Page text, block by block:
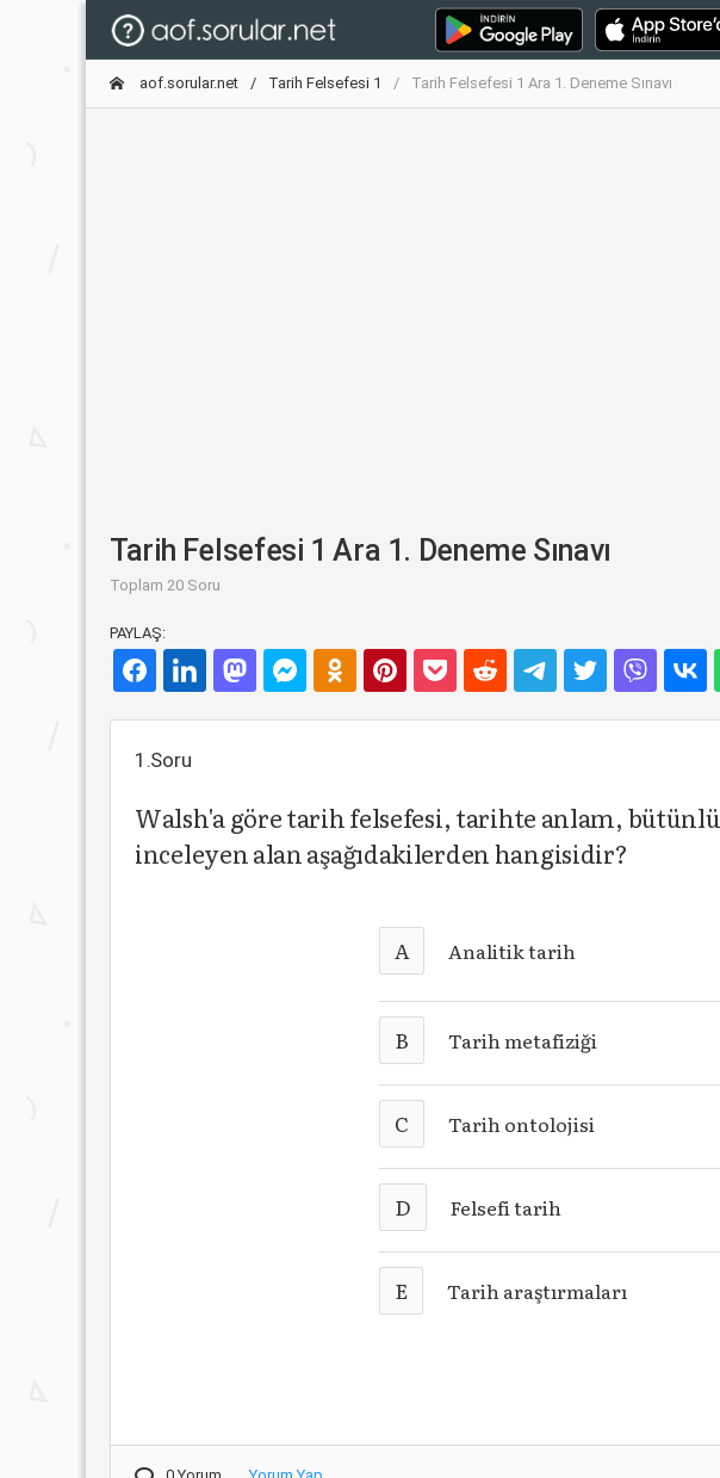
aof.sorular.net Tarih Felsefesi 1 Tarih Felsefesi 1 Ara 1. Deneme Sınavı
Tarih Felsefesi 1 Ara 1. Deneme Sınavı
Toplam 20 Soru
PAYLAŞ:
1.Soru
Walsh'a göre tarih felsefesi, tarihte anlam,
inceleyen alan aşağıdakilerden hangisidir?
A Analitik tarih
B Tarih metafiziği
C Tarih ontolojisi
D Felsefi tarih
E Tarih araştırmaları